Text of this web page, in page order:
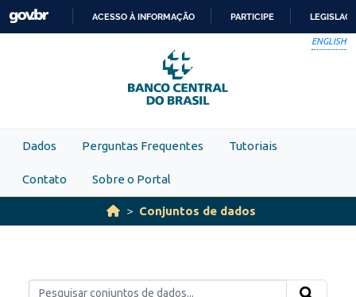
Skip to main content
PARA
O
CONTEÚDO
ACESSO À INFORMAÇÃO PARTICIPE
ENGLISH
Dados Perguntas Frequentes Tutoriais
Contato Sobre o Portal
Conjuntos de dados